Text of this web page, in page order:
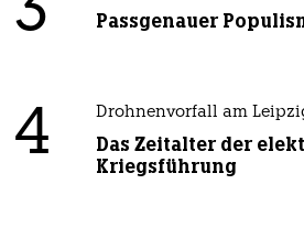
Passgenauer
4 Drohnenvorfall am
Das Zeitalter der
Kriegsführung